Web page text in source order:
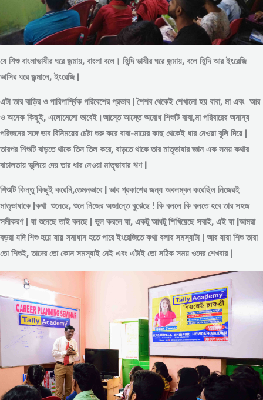
যে শিশু বাংলাভাষীর ঘরে জন্মায়, বাংলা বলে। হিন্দি ভাষীর ঘরে জন্মায়, বলে হিন্দি আর ইংরেজি
ভাসির ঘরে জন্মালে, ইংরেজি |
এটা তার বাড়ির ও পারিপার্শ্বিক পরিবেশের প্রভাব | শৈশব থেকেই শেখানো হয় বাবা, মা এবং আর
ও অনেক কিছুই, এলোমেলো ভাবেই।আস্তে আস্তে অবোধ শিশুটি বাবা,মা পরিবারের অনান্য
পরিজনের সঙ্গে ভাব বিনিময়ের চেষ্টা শুরু করে বাবা-মায়ের কাছ থেকেই ধার নেওয়া বুলি দিয়ে |
তারপর শিশুটি বাড়তে থাকে তিন তিল করে, বাড়তে থাকে তার মাতৃভাষার জ্ঞান এক সময় কথার
বাচালতায় ভুলিয়ে দেয় তার ধার নেওয়া মাতৃভাষার ঋণ |
শিশুটি কিন্তু কিছুই করেনি,তেমনভাবে | ভাব প্রকাশের জন্য অবলম্বন করেছিল নিজেরই
মাতৃভাষাকে |কথা শুনেছে, শুনে নিজের অজান্তে বুঝেছে ! কি বললে কি বলতে হবে তার সহজ
সমীকরণ | যা শুনেছে তাই বলছে | ভুল করলে যা, একটু আধটু শিখিয়েছে সবাই, এই যা |আমরা
বড়রা যদি শিশু হয়ে যায় সমাধান হতে পারে ইংরেজিতে কথা বলার সমস্যাটা | আর যারা শিশু তারা
তো শিশুই, তাদের তো কোন সমস্যাই নেই এবং এটাই তো সঠিক সময় ওদের শেখবার |